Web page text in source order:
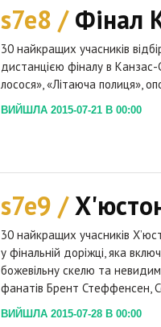
s7e8 /Фінал
30 найкращих учасників
дистанцією фіналу в Канзас-
лосося», «Літаюча полиця»,
ВИЙШЛА 2015-07-21 В 00:00
s7e9 /
30 найкращих учасників
у фінальній доріжці, яка
божевільну скелю та
фанатів Брент Стеффенсен,
ВИЙШЛА 2015-07-28 В 00:00